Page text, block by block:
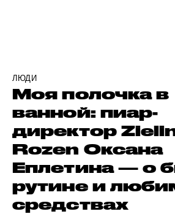
ЛЮДИ
Моя полочка в
ванной: пиар-
директор
Rozen Оксана
Еплетина — о
рутине и
средствах